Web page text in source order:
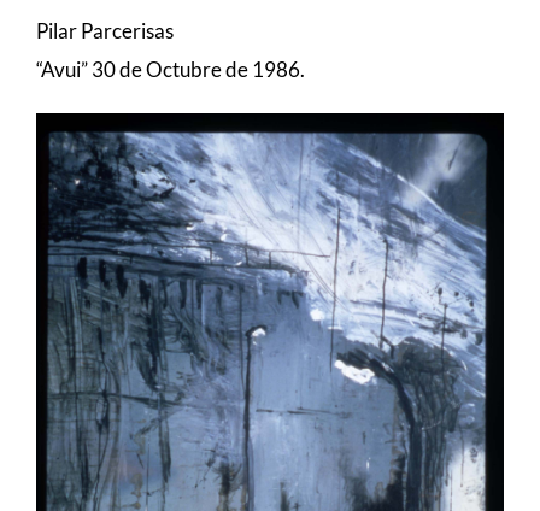
Pilar Parcerisas
“Avui” 30 de Octubre de 1986.